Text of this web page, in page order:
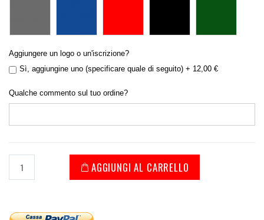
Aggiungere un logo o un'iscrizione?
Sì, aggiungine uno (specificare quale di seguito) + 12,00 €
Qualche commento sul tuo ordine?
AGGIUNGI AL CARRELLO